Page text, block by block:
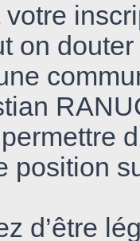
on
position
d’être